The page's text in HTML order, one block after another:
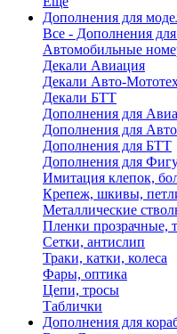
Дополнения для
Все - Дополнения
Автомобильные
Декали Авиация
Декали Авто-
Декали БТТ
Дополнения для
Дополнения для
Дополнения для БТТ
Дополнения для
Имитация клепок,
Крепеж, шкивы,
Металлические
Пленки прозрачные,
Сетки, антислип
Траки, катки, колеса
Фары, оптика
Цепи, тросы
Таблички
Дополнения для